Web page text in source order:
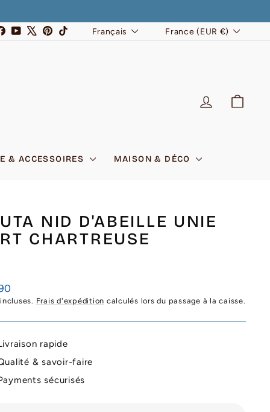
FacebookYouTubePinterest
TikTok LANGUE
Français DEVISE
France (EUR €)
SE
& ACCESSOIRES MAISON & DÉCO
NID D'ABEILLE UNIE
CHARTREUSE
Frais d'expédition calculés lors du passage à la caisse.
rapide
& savoir-faire
sécurisés